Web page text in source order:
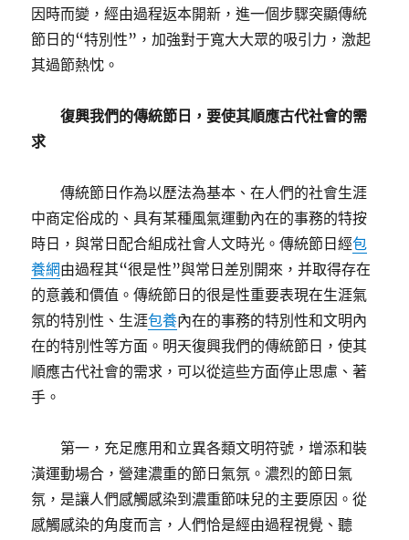
因時而變，經由過程返本開新，進一個步驟突顯傳統
節日的“特別性”，加強對于寬大大眾的吸引力，激起
其過節熱忱。
復興我們的傳統節日，要使其順應古代社會的需
求
傳統節日作為以歷法為基本、在人們的社會生涯
中商定俗成的、具有某種風氣運動內在的事務的特按
時日，與常日配合組成社會人文時光。傳統節日經包
養網由過程其“很是性”與常日差別開來，并取得存在
的意義和價值。傳統節日的很是性重要表現在生涯氣
氛的特別性、生涯包養內在的事務的特別性和文明內
在的特別性等方面。明天復興我們的傳統節日，使其
順應古代社會的需求，可以從這些方面停止思慮、著
手。
第一，充足應用和立異各類文明符號，增添和裝
潢運動場合，營建濃重的節日氣氛。濃烈的節日氣
氛，是讓人們感觸感染到濃重節味兒的主要原因。從
感觸感染的角度而言，人們恰是經由過程視覺、聽